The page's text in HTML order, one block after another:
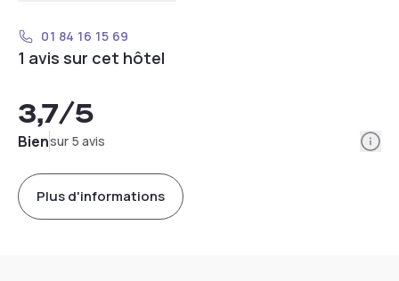
01 84 16 15 69
1 avis sur cet hôtel
3,7/5
Biensur 5 avis
Plus d'informations